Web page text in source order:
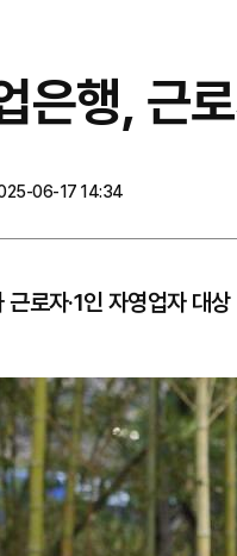
은행, 근
06-17 14:34
근로자·1인 자영업자 대상